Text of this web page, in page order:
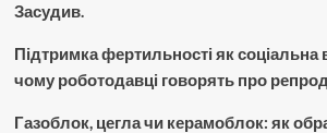
Засудив.
Підтримка фертильності як соціальна
чому роботодавці говорять про
Газоблок, цегла чи керамоблок: як